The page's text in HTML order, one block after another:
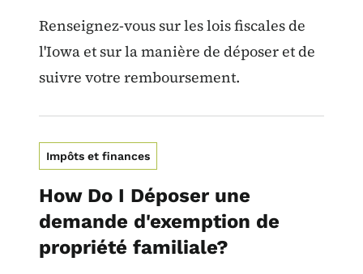
Renseignez-vous sur les lois fiscales de
l'Iowa et sur la manière de déposer et de
suivre votre remboursement.
Impôts et finances
How Do I Déposer une
demande d'exemption de
propriété familiale?